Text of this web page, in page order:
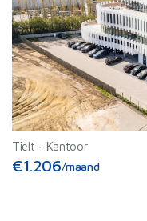
Tielt - Kantoor
€1.206/maand